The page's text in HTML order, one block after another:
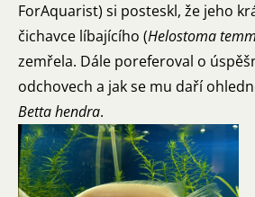
ForAquarist) si posteskl, že jeho
čichavce líbajícího (Helostoma
zemřela. Dále poreferoval o
odchovech a jak se mu daří
Betta hendra.